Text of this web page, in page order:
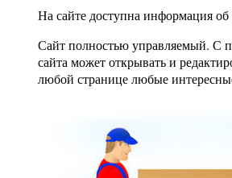
На сайте доступна информация
Сайт полностью управляемый. С
сайта может открывать и
любой странице любые